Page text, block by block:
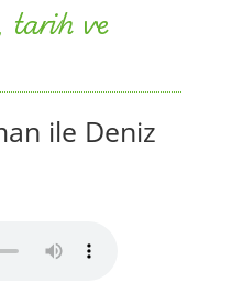
tarih ve
ile Deniz